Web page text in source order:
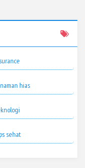
hias
sehat